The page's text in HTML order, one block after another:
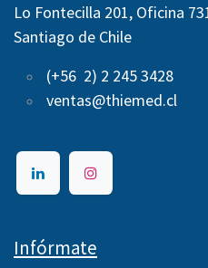
Lo Fontecilla 201, Oficina
Santiago de Chile
(+56 2) 2 245 3428
ventas@thiemed.cl
Infórmate